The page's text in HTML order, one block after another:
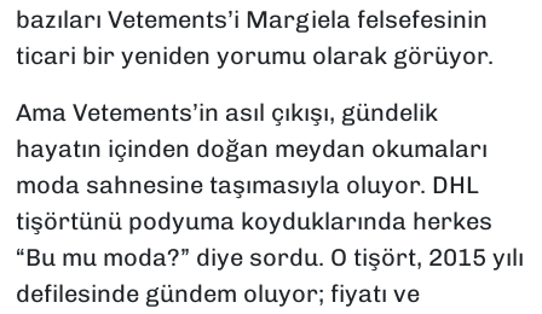
bazıları Vetements’i Margiela felsefesinin
ticari bir yeniden yorumu olarak görüyor.
Ama Vetements’in asıl çıkışı, gündelik
hayatın içinden doğan meydan okumaları
moda sahnesine taşımasıyla oluyor. DHL
tişörtünü podyuma koyduklarında herkes
“Bu mu moda?” diye sordu. O tişört, 2015 yılı
defilesinde gündem oluyor; fiyatı ve